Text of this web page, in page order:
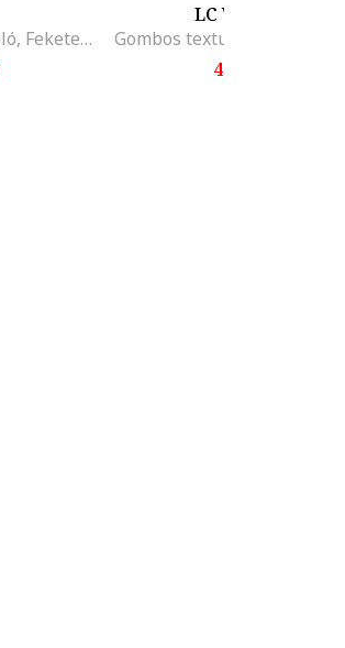
Logós crop pamutpóló, Fekete/Törtfehér
LC WAIKIKI
4.495 Ft